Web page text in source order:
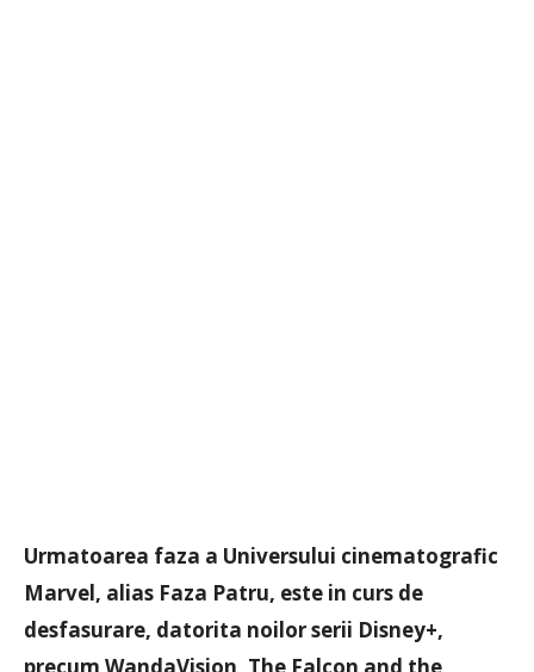
Urmatoarea faza a Universului cinematografic
Marvel, alias Faza Patru, este in curs de
desfasurare, datorita noilor serii Disney+,